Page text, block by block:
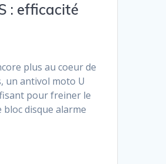
: efficacité
plus au coeur de
un antivol moto U
pour freiner le
bloc disque alarme